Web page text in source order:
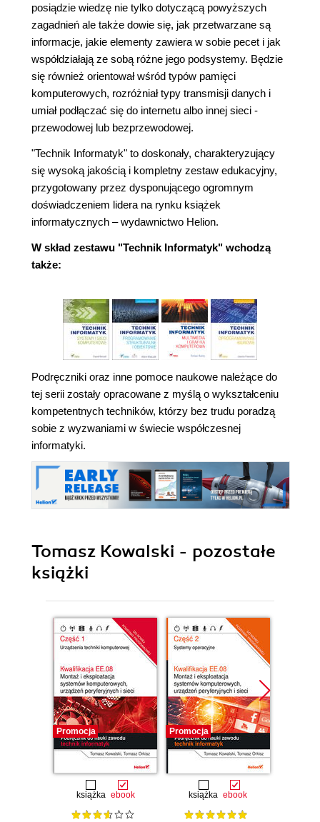
posiądzie wiedzę nie tylko dotyczącą powyższych
zagadnień ale także dowie się, jak przetwarzane są
informacje, jakie elementy zawiera w sobie pecet i jak
współdziałają ze sobą różne jego podsystemy. Będzie
się również orientował wśród typów pamięci
komputerowych, rozróżniał typy transmisji danych i
umiał podłączać się do internetu albo innej sieci -
przewodowej lub bezprzewodowej.
"Technik Informatyk" to doskonały, charakteryzujący
się wysoką jakością i kompletny zestaw edukacyjny,
przygotowany przez dysponującego ogromnym
doświadczeniem lidera na rynku książek
informatycznych – wydawnictwo Helion.
W skład zestawu "Technik Informatyk" wchodzą
także:
Podręczniki oraz inne pomoce naukowe należące do
tej serii zostały opracowane z myślą o wykształceniu
kompetentnych techników, którzy bez trudu poradzą
sobie z wyzwaniami w świecie współczesnej
informatyki.
Tomasz Kowalski - pozostałe
książki
Promocja
książka ebook
Promocja
książka ebook